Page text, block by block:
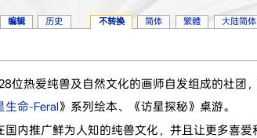
位热爱纯兽及自然文化的画师自发组成的社团
生命-Feral》系列绘本、《访星探秘》桌游。
国内推广鲜为人知的纯兽文化，并且让更多喜爱
编辑 历史 不转换 简体 繁體 大陆简体